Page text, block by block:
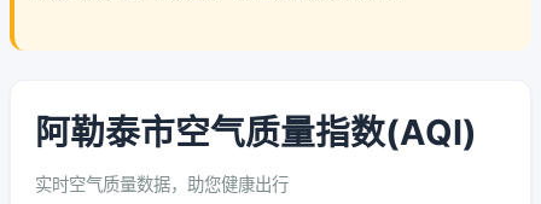
阿勒泰市空气质量指数(AQI)
实时空气质量数据，助您健康出行